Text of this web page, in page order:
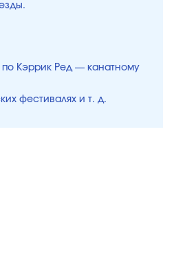
по Кэррик Ред — канатному
фестивалях и т. д.